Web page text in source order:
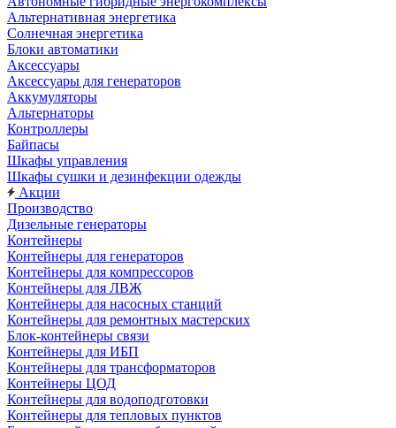
Альтернативная энергетика
Солнечная энергетика
Блоки автоматики
Аксессуары
Аксессуары для генераторов
Аккумуляторы
Альтернаторы
Контроллеры
Байпасы
Шкафы управления
Шкафы сушки и дезинфекции одежды
Акции
Производство
Дизельные генераторы
Контейнеры
Контейнеры для генераторов
Контейнеры для компрессоров
Контейнеры для ЛВЖ
Контейнеры для насосных станций
Контейнеры для ремонтных мастерских
Блок-контейнеры связи
Контейнеры для ИБП
Контейнеры для трансформаторов
Контейнеры ЦОД
Контейнеры для водоподготовки
Контейнеры для тепловых пунктов